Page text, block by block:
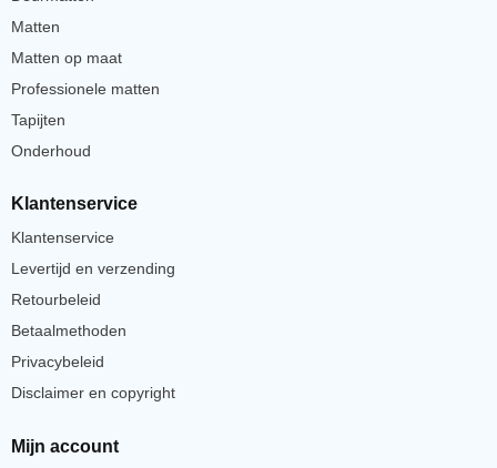
Matten
Matten op maat
Professionele matten
Tapijten
Onderhoud
Klantenservice
Klantenservice
Levertijd en verzending
Retourbeleid
Betaalmethoden
Privacybeleid
Disclaimer en copyright
Mijn account